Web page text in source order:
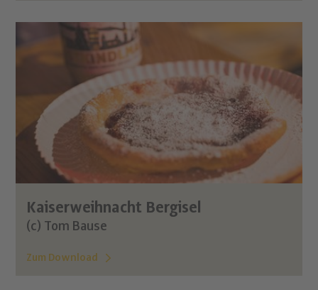
Kaiserweihnacht Bergisel
(c) Tom Bause
Zum Download